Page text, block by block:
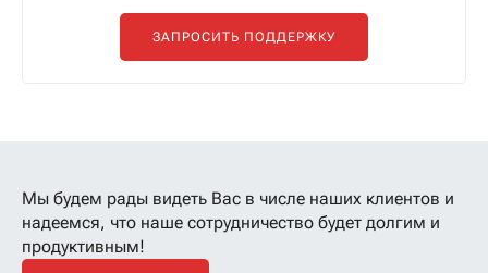
ЗАПРОСИТЬ ПОДДЕРЖКУ
Мы будем рады видеть Вас в числе наших клиентов и
надеемся, что наше сотрудничество будет долгим и
продуктивным!